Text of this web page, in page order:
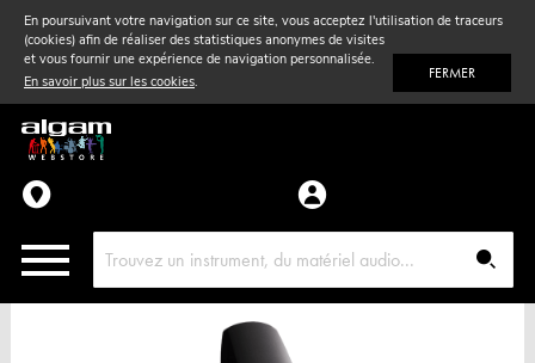
En poursuivant votre navigation sur ce site, vous acceptez l'utilisation de traceurs
(cookies) afin de réaliser des statistiques anonymes de visites
et vous fournir une expérience de navigation personnalisée.
En savoir plus sur les cookies. FERMER
Vent& Violon
Accessoires
Pièces détachées